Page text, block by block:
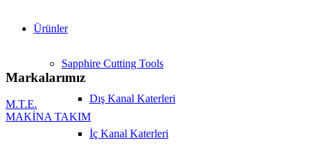
Ürünler
Sapphire Cutting Tools
Dış Kanal Katerleri
İç Kanal Katerleri
Markalarımız
M.T.E.
MAKİNA TAKIM